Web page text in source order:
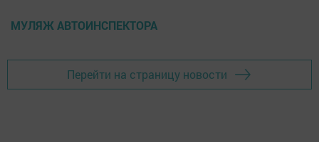
МУЛЯЖ АВТОИНСПЕКТОРА
Перейти на страницу новости